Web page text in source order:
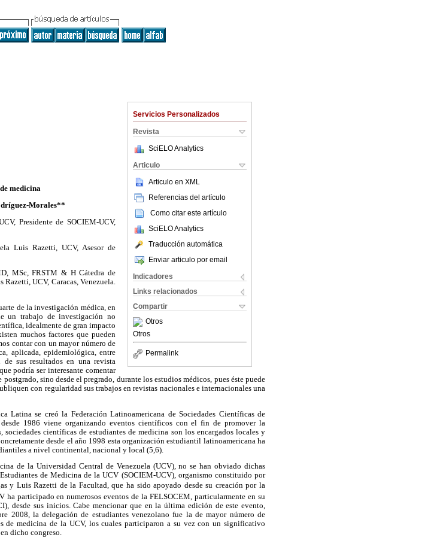
Servicios Personalizados
Revista
SciELO Analytics
Articulo
Articulo en XML
Referencias del artículo
Como citar este artículo
SciELO Analytics
Traducción automática
Enviar articulo por email
Indicadores
Links relacionados
Compartir
Otros
Otros
Permalink
medicina
Morales**
Presidente de SOCIEM-UCV,
Luis Razetti, UCV, Asesor de
MSc, FRSTM & H Cátedra de
UCV, Caracas, Venezuela.
de la investigación médica, en
un trabajo de investigación no
idealmente de gran impacto
muchos factores que pueden
contar con un mayor número de
aplicada, epidemiológica, entre
sus resultados en una revista
podría ser interesante comentar
sino desde el pregrado, durante los estudios médicos, pues éste puede
con regularidad sus trabajos en revistas nacionales e internacionales una
Latina se creó la Federación Latinoamericana de Sociedades Científicas de
1986 viene organizando eventos científicos con el fin de promover la
científicas de estudiantes de medicina son los encargados locales y
desde el año 1998 esta organización estudiantil latinoamericana ha
a nivel continental, nacional y local (5,6).
de la Universidad Central de Venezuela (UCV), no se han obviado dichas
de Medicina de la UCV (SOCIEM-UCV), organismo constituido por
y Luis Razetti de la Facultad, que ha sido apoyado desde su creación por la
participado en numerosos eventos de la FELSOCEM, particularmente en su
desde sus inicios. Cabe mencionar que en la última edición de este evento,
2008, la delegación de estudiantes venezolano fue la de mayor número de
de medicina de la UCV, los cuales participaron a su vez con un significativo
dicho congreso.